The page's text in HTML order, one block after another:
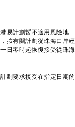
易計劃暫不適用風險地
按有關計劃從珠海口岸經
日零時起恢復接受從珠海
劃要求接受在指定日期的